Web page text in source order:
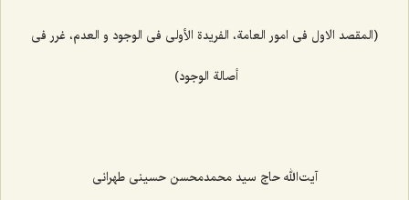
(المقصد الاول فی امور العامة، الفریدة الأولی فی الوجود و العدم، غرر فی
أصالة الوجود)
آیت‌الله حاج سید محمدمحسن حسینی طهرانی